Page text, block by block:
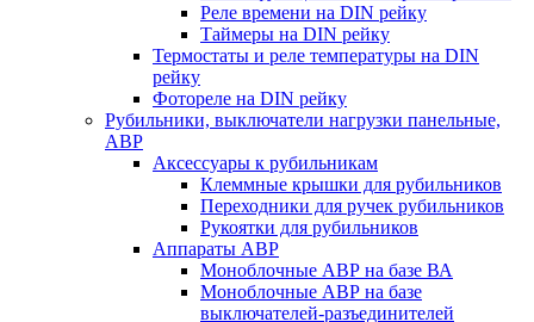
Реле времени на DIN рейку
Таймеры на DIN рейку
Термостаты и реле температуры на DIN
рейку
Фотореле на DIN рейку
Рубильники, выключатели нагрузки панельные,
АВР
Аксессуары к рубильникам
Клеммные крышки для рубильников
Переходники для ручек рубильников
Рукоятки для рубильников
Аппараты АВР
Моноблочные АВР на базе ВА
Моноблочные АВР на базе
выключателей-разъединителей